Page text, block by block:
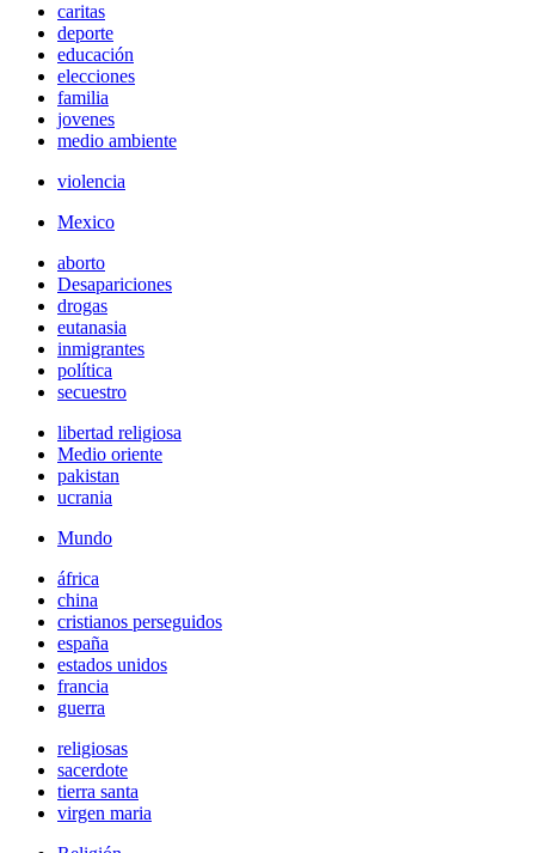
caritas
deporte
educación
elecciones
familia
jovenes
medio ambiente
violencia
Mexico
aborto
Desapariciones
drogas
eutanasia
inmigrantes
política
secuestro
libertad religiosa
Medio oriente
pakistan
ucrania
Mundo
áfrica
china
cristianos perseguidos
españa
estados unidos
francia
guerra
religiosas
sacerdote
tierra santa
virgen maria